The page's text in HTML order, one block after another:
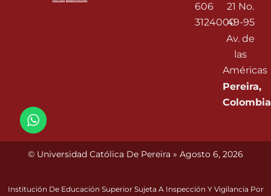
606
3124000
21 No.
49-95
Av. de
las
Américas
Pereira,
Colombia
© Universidad Católica De Pereira » Agosto 6, 2026
Institución De Educación Superior Sujeta A Inspección Y Vigilancia Por